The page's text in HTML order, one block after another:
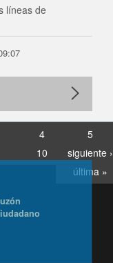
líneas de
4
5
10
siguiente ›
última »
Buzón
Ciudadano